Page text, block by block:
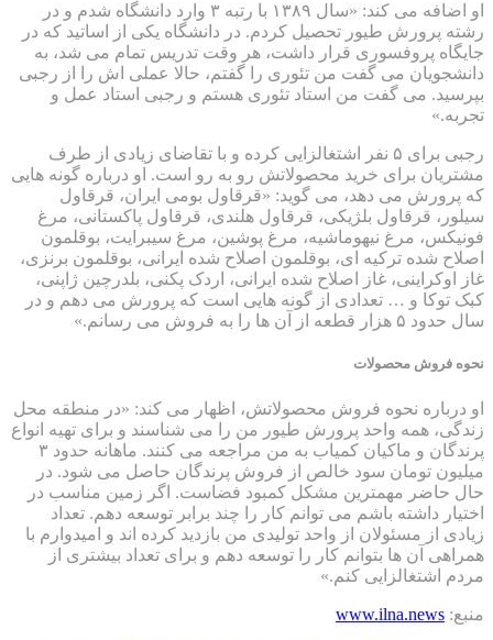
او اضافه می کند: «سال ۱۳۸۹ با رتبه ۳ وارد دانشگاه شدم و در
رشته پرورش طیور تحصیل کردم. در دانشگاه یکی از اساتید که در
جایگاه پروفسوری قرار داشت، هر وقت تدریس تمام می شد، به
دانشجویان می گفت من تئوری را گفتم، حالا عملی اش را از رجبی
بپرسید. می گفت من استاد تئوری هستم و رجبی استاد عمل و
تجربه.»
رجبی برای ۵ نفر اشتغالزایی کرده و با تقاضای زیادی از طرف
مشتریان برای خرید محصولاتش رو به رو است. او درباره گونه هایی
که پرورش می دهد، می گوید: «قرقاول بومی ایران، قرقاول
سیلور، قرقاول بلژیکی، قرقاول هلندی، قرقاول پاکستانی، مرغ
فونیکس، مرغ نیهوماشیه، مرغ پوشین، مرغ سیبرایت، بوقلمون
اصلاح شده ترکیه ای، بوقلمون اصلاح شده ایرانی، بوقلمون برنزی،
غاز اوکراینی، غاز اصلاح شده ایرانی، اردک پکنی، بلدرچین ژاپنی،
کبک توکا و … تعدادی از گونه هایی است که پرورش می دهم و در
سال حدود ۵ هزار قطعه از آن ها را به فروش می رسانم.»
نحوه فروش محصولات
او درباره نحوه فروش محصولاتش، اظهار می کند: «در منطقه محل
زندگی، همه واحد پرورش طیور من را می شناسند و برای تهیه انواع
پرندگان و ماکیان کمیاب به من مراجعه می کنند. ماهانه حدود ۳
میلیون تومان سود خالص از فروش پرندگان حاصل می شود. در
حال حاضر مهمترین مشکل کمبود فضاست. اگر زمین مناسب در
اختیار داشته باشم می توانم کار را چند برابر توسعه دهم. تعداد
زیادی از مسئولان از واحد تولیدی من بازدید کرده اند و امیدوارم با
همراهی آن ها بتوانم کار را توسعه دهم و برای تعداد بیشتری از
مردم اشتغالزایی کنم.»
منبع: www.ilna.news